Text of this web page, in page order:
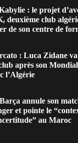
: le projet
deuxième club
de son centre de
: Luca Zidane
après son
l’Algérie
annule son
et pointe le
au Maroc